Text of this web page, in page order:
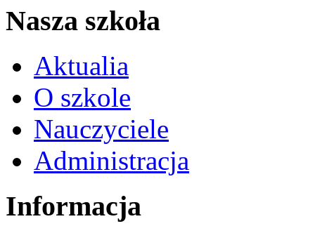
Nasza szkoła
Aktualia
O szkole
Nauczyciele
Administracja
Informacja